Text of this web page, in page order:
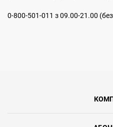
0-800-501-011 з 09.00-21.00